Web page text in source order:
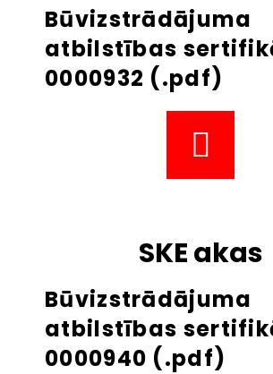
Būvizstrādājuma
atbilstības
0000932 (.pdf)
SKE akas
Būvizstrādājuma
atbilstības
0000940 (.pdf)